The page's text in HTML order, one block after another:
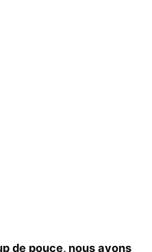
de pouce, nous avons